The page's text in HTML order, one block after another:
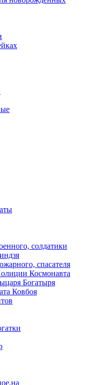
солдатики
спасателя
Космонавта
Богатыря
Ковбоя